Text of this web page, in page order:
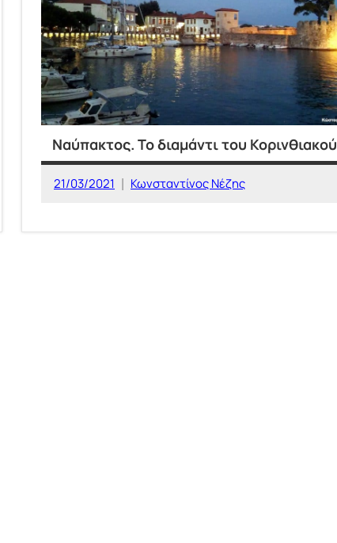
Ναύπακτος. Το διαμάντι του Κορινθιακού
21/03/2021 Κωνσταντίνος Νέζης